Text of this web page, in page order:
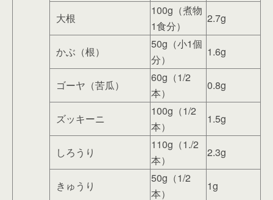
大根
100g（煮物
1食分）
2.7g
かぶ（根）
50g（小1個
分）
1.6g
ゴーヤ（苦瓜）
60g（1/2
本）
0.8g
ズッキーニ
100g（1/2
本）
1.5g
しろうり
110g（1./2
本）
2.3g
きゅうり
50g（1/2
本）
1g